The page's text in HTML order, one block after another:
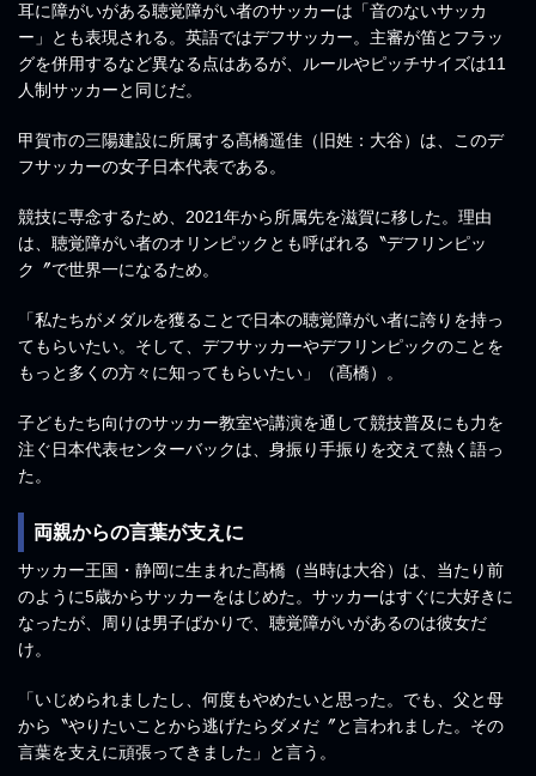
耳に障がいがある聴覚障がい者のサッカーは「音のないサッカ
ー」とも表現される。英語ではデフサッカー。主審が笛とフラッ
グを併用するなど異なる点はあるが、ルールやピッチサイズは11
人制サッカーと同じだ。
甲賀市の三陽建設に所属する髙橋遥佳（旧姓：大谷）は、このデ
フサッカーの女子日本代表である。
競技に専念するため、2021年から所属先を滋賀に移した。理由
は、聴覚障がい者のオリンピックとも呼ばれる〝デフリンピッ
ク〞で世界一になるため。
「私たちがメダルを獲ることで日本の聴覚障がい者に誇りを持っ
てもらいたい。そして、デフサッカーやデフリンピックのことを
もっと多くの方々に知ってもらいたい」（髙橋）。
子どもたち向けのサッカー教室や講演を通して競技普及にも力を
注ぐ日本代表センターバックは、身振り手振りを交えて熱く語っ
た。
両親からの言葉が支えに
サッカー王国・静岡に生まれた髙橋（当時は大谷）は、当たり前
のように5歳からサッカーをはじめた。サッカーはすぐに大好きに
なったが、周りは男子ばかりで、聴覚障がいがあるのは彼女だ
け。
「いじめられましたし、何度もやめたいと思った。でも、父と母
から〝やりたいことから逃げたらダメだ〞と言われました。その
言葉を支えに頑張ってきました」と言う。